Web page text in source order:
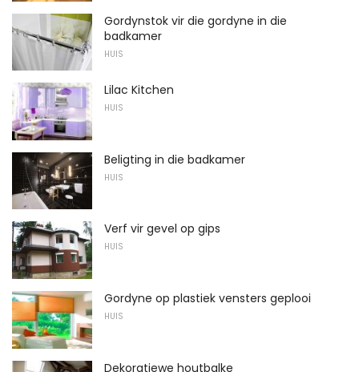
Gordynstok vir die gordyne in die
badkamer
HUIS
Lilac Kitchen
HUIS
Beligting in die badkamer
HUIS
Verf vir gevel op gips
HUIS
Gordyne op plastiek vensters geplooi
HUIS
Dekoratiewe houtbalke